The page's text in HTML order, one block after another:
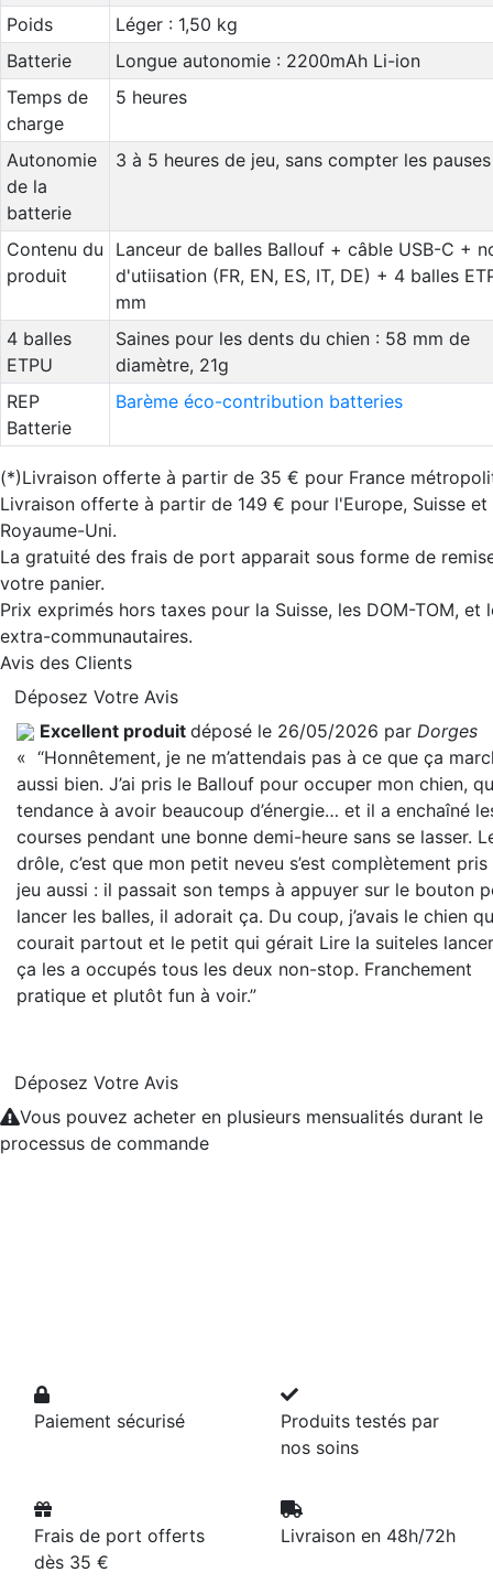
Poids
Léger : 1,50 kg
Batterie
Longue autonomie : 2200mAh Li-ion
Temps de
charge
5 heures
Autonomie
de la
batterie
3 à 5 heures de jeu, sans compter les pauses
Contenu du
produit
Lanceur de balles Ballouf + câble USB-C +
d'utiisation (FR, EN, ES, IT, DE) + 4 balles
mm
4 balles
ETPU
Saines pour les dents du chien : 58 mm de
diamètre, 21g
REP
Batterie
Barème éco-contribution batteries
(*)Livraison offerte à partir de 35 € pour France
Livraison offerte à partir de 149 € pour l'Europe, Suisse et
Royaume-Uni.
La gratuité des frais de port apparait sous forme de
votre panier.
Prix exprimés hors taxes pour la Suisse, les DOM-TOM, et
extra-communautaires.
Avis des Clients
Déposez Votre Avis
Excellent produit déposé le 26/05/2026 par Dorges
« “Honnêtement, je ne m’attendais pas à ce que ça
aussi bien. J’ai pris le Ballouf pour occuper mon chien,
tendance à avoir beaucoup d’énergie… et il a enchaîné
courses pendant une bonne demi-heure sans se lasser.
drôle, c’est que mon petit neveu s’est complètement pris
jeu aussi : il passait son temps à appuyer sur le bouton
lancer les balles, il adorait ça. Du coup, j’avais le chien
courait partout et le petit qui gérait Lire la suiteles
ça les a occupés tous les deux non-stop. Franchement
pratique et plutôt fun à voir.”
Déposez Votre Avis
Vous pouvez acheter en plusieurs mensualités durant le
processus de commande
Paiement sécurisé
Produits testés par
nos soins
Frais de port offerts
dès 35 €
Livraison en 48h/72h